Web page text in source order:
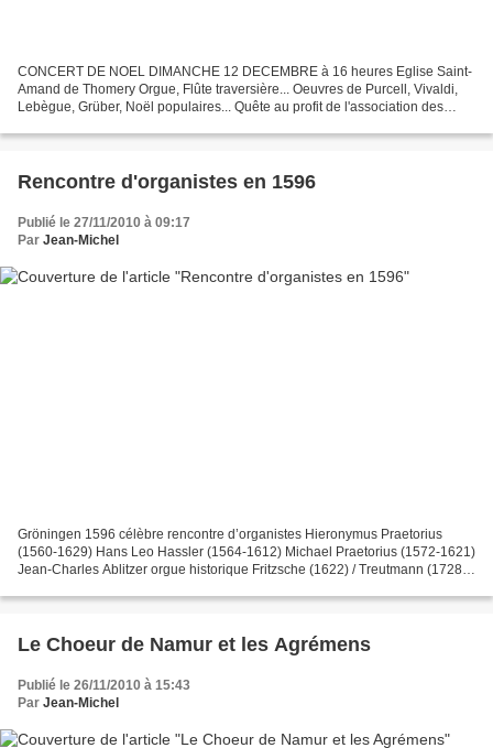
CONCERT DE NOEL DIMANCHE 12 DECEMBRE à 16 heures Eglise Saint-
Amand de Thomery Orgue, Flûte traversière... Oeuvres de Purcell, Vivaldi,
Lebègue, Grüber, Noël populaires... Quête au profit de l'association des
Rencontre d'organistes en 1596
Publié le 27/11/2010 à 09:17
Par Jean-Michel
Gröningen 1596 célèbre rencontre d’organistes Hieronymus Praetorius
(1560-1629) Hans Leo Hassler (1564-1612) Michael Praetorius (1572-1621)
Jean-Charles Ablitzer orgue historique Fritzsche (1622) / Treutmann (1728)
Le Choeur de Namur et les Agrémens
Publié le 26/11/2010 à 15:43
Par Jean-Michel